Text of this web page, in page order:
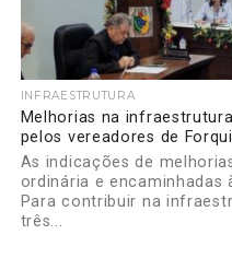
INFRAESTRUTURA
Melhorias na
pelos vereadores de
As indicações de
ordinária e encaminhadas
Para contribuir na
três...